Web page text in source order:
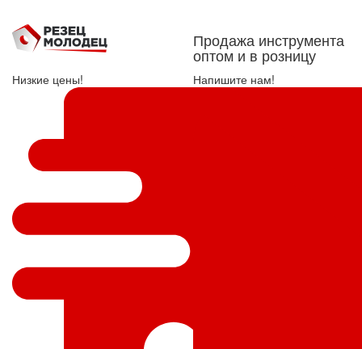
Продажа инструмента
оптом и в розницу
Низкие цены! Напишите нам!